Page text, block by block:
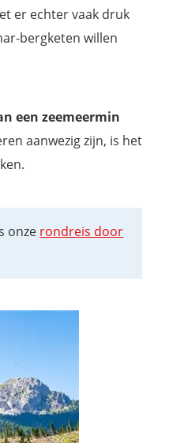
er echter vaak druk
bergketen willen
een zeemeermin
aanwezig zijn, is het
onze rondreis door